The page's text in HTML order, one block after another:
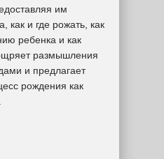
им
как и где рожать, как
ребенка и как
размышления
и предлагает
рождения как